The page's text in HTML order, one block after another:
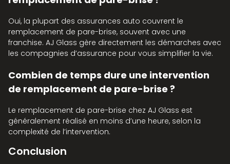
Oui, la plupart des assurances auto couvrent le
remplacement de pare-brise, souvent avec une
franchise. AJ Glass gère directement les démarches avec
les compagnies d’assurance pour vous simplifier la vie.
Combien de temps dure une intervention
de remplacement de pare-brise ?
Le remplacement de pare-brise chez AJ Glass est
généralement réalisé en moins d’une heure, selon la
complexité de l’intervention.
Conclusion